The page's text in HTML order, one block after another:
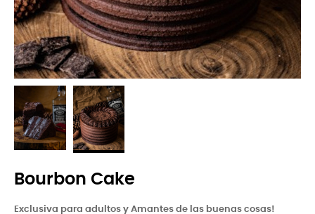
Bourbon Cake
Exclusiva para adultos y Amantes de las buenas cosas!